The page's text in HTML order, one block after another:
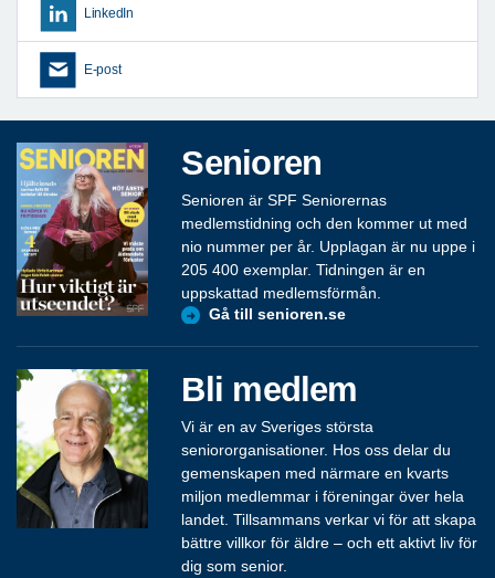
LinkedIn
E-post
Senioren
Senioren är SPF Seniorernas
medlemstidning och den kommer ut med
nio nummer per år. Upplagan är nu uppe i
205 400 exemplar. Tidningen är en
uppskattad medlemsförmån.
Gå till senioren.se
Bli medlem
Vi är en av Sveriges största
seniororganisationer. Hos oss delar du
gemenskapen med närmare en kvarts
miljon medlemmar i föreningar över hela
landet. Tillsammans verkar vi för att skapa
bättre villkor för äldre – och ett aktivt liv för
dig som senior.